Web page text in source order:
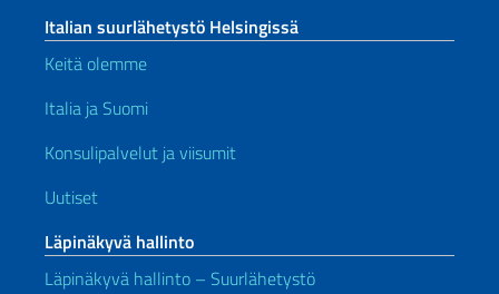
Italian suurlähetystö Helsingissä
Keitä olemme
Italia ja Suomi
Konsulipalvelut ja viisumit
Uutiset
Läpinäkyvä hallinto
Läpinäkyvä hallinto – Suurlähetystö